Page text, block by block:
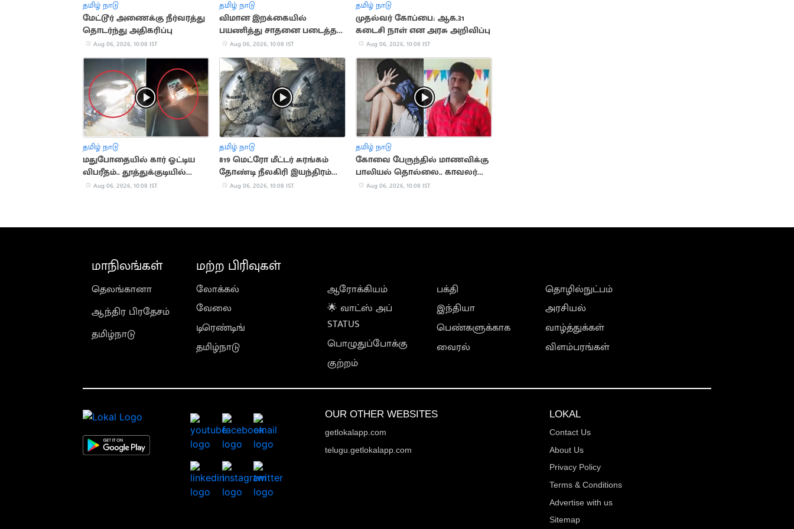
தமிழ் நாடு
மேட்டூர் அணைக்கு நீர்வரத்து
தொடர்ந்து அதிகரிப்பு
Aug 06, 2026, 10:08 IST
தமிழ் நாடு
விமான இறக்கையில்
பயணித்து சாதனை படைத்த
பிரிட்டன் பாட்டி
Aug 06, 2026, 10:08 IST
தமிழ் நாடு
முதல்வர் கோப்பை: ஆக.31
கடைசி நாள் என அரசு அறிவிப்பு
Aug 06, 2026, 10:08 IST
தமிழ் நாடு
மதுபோதையில் கார் ஓட்டிய
விபரீதம்.. தூத்துக்குடியில்
ஒருவர் பலி
Aug 06, 2026, 10:08 IST
தமிழ் நாடு
819 மெட்ரோ மீட்டர் சுரங்கம்
தோண்டி நீலகிரி இயந்திரம்
சாதனை
Aug 06, 2026, 10:08 IST
தமிழ் நாடு
கோவை பேருந்தில் மாணவிக்கு
பாலியல் தொல்லை.. காவலர்
சஸ்பெண்ட்
Aug 06, 2026, 10:08 IST
மாநிலங்கள்
தெலங்கானா
ஆந்திர பிரதேசம்
தமிழ்நாடு
மற்ற பிரிவுகள்
லோக்கல்
வேலை
டிரெண்டிங்
தமிழ்நாடு
ஆரோக்கியம்
🌟 வாட்ஸ் அப்
STATUS
பொழுதுப்போக்கு
குற்றம்
பக்தி
இந்தியா
பெண்களுக்காக
வைரல்
தொழில்நுட்பம்
அரசியல்
வாழ்த்துக்கள்
விளம்பரங்கள்
OUR OTHER WEBSITES
getlokalapp.com
telugu.getlokalapp.com
LOKAL
Contact Us
About Us
Privacy Policy
Terms & Conditions
Advertise with us
Sitemap